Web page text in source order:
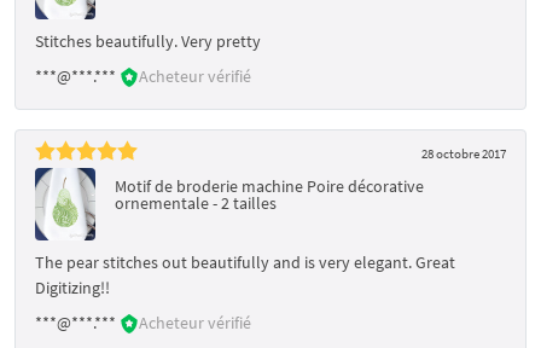
Stitches beautifully. Very pretty
***@***.***
Acheteur vérifié
28 octobre 2017
Motif de broderie machine Poire décorative
ornementale - 2 tailles
The pear stitches out beautifully and is very elegant. Great
Digitizing!!
***@***.***
Acheteur vérifié